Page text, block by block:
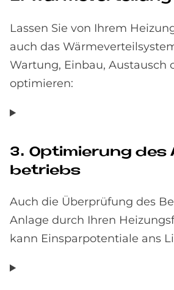
Lassen Sie von Ihrem
auch das
Wartung, Einbau, Austausch
optimieren:
3. Op­ti­mie­rung
be­trie­bs
Auch die Überprüfung des
Anlage durch Ihren
kann Einsparpotentiale ans